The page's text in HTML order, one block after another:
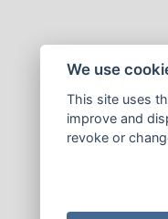
We use
This site uses
improve and
revoke or